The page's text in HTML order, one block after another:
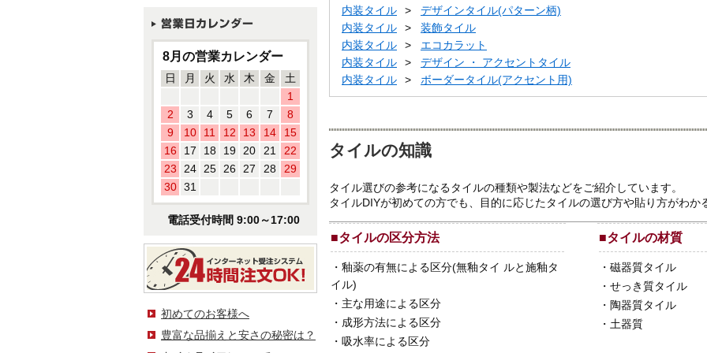
8月の営業カレンダー
日 月 火 水 木 金
土
1
2
3 4 5 6 7
8
9
10 11 12 13 14
15
16
17 18 19 20 21
22
23
24 25 26 27 28
29
30 31
電話受付時間 9:00～17:00
初めてのお客様へ
豊富な品揃えと安さの秘密は？
内装タイル
デザインタイル(パターン柄)
内装タイル
装飾タイル
内装タイル
エコカラット
内装タイル
デザイン ・ アクセントタイル
内装タイル
ボーダータイル(アクセント用)
タイルの知識
タイル選びの参考になるタイルの種類や製法などをご紹介しています。
タイルDIYが初めての方でも、目的に応じたタイルの選び方や貼り方がわか
■タイルの区分方法
・ 釉薬の有無による区分(無釉タイ ルと施釉タ
イル)
・ 主な用途による区分
・ 成形方法による区分
・ 吸水率による区分
■タイルの材質
・ 磁器質タイル
・ せっき質タイル
・ 陶器質タイル
・ 土器質